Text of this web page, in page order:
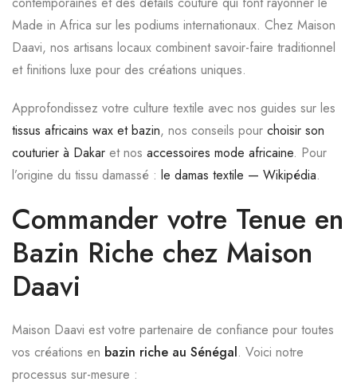
Made in Africa sur les podiums internationaux. Chez Maison
Daavi, nos artisans locaux combinent savoir-faire traditionnel
et finitions luxe pour des créations uniques.
Approfondissez votre culture textile avec nos guides sur les
tissus africains wax et bazin, nos conseils pour choisir son
couturier à Dakar et nos accessoires mode africaine. Pour
l’origine du tissu damassé : le damas textile — Wikipédia.
Commander votre Tenue en
Bazin Riche chez Maison
Daavi
Maison Daavi est votre partenaire de confiance pour toutes
vos créations en bazin riche au Sénégal. Voici notre
processus sur-mesure :